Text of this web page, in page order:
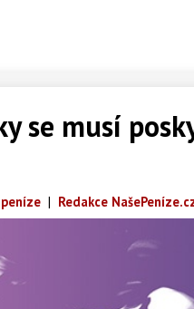
se musí
| Redakce